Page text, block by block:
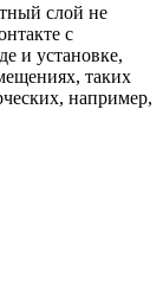
слой не
с
и установке,
таких
например,